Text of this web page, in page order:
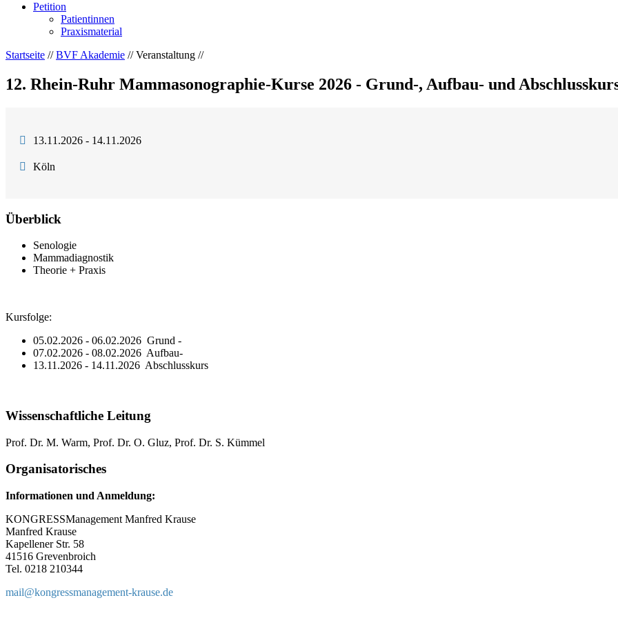
Petition
Patientinnen
Praxismaterial
Startseite //BVF Akademie // Veranstaltung //
12. Rhein-Ruhr Mammasonographie-Kurse 2026 - Grund-, Aufbau- und
13.11.2026 - 14.11.2026
Köln
Überblick
Senologie
Mammadiagnostik
Theorie + Praxis
Kursfolge:
05.02.2026 - 06.02.2026 Grund -
07.02.2026 - 08.02.2026 Aufbau-
13.11.2026 - 14.11.2026 Abschlusskurs
Wissenschaftliche Leitung
Prof. Dr. M. Warm, Prof. Dr. O. Gluz, Prof. Dr. S. Kümmel
Organisatorisches
Informationen und Anmeldung:
KONGRESSManagement Manfred Krause
Manfred Krause
Kapellener Str. 58
41516 Grevenbroich
Tel. 0218 210344
mail@kongressmanagement-krause.de